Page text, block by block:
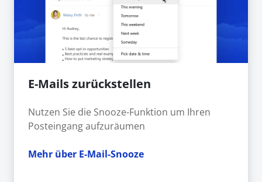
E-Mails zurückstellen
Nutzen Sie die Snooze-Funktion um Ihren
Posteingang aufzuräumen
Mehr über E-Mail-Snooze